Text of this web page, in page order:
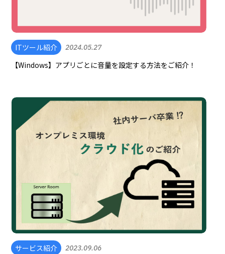
ITツール紹介 2024.05.27
【Windows】アプリごとに音量を設定する方法をご紹介！
サービス紹介 2023.09.06